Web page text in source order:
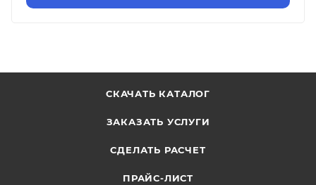
СКАЧАТЬ КАТАЛОГ
ЗАКАЗАТЬ УСЛУГИ
СДЕЛАТЬ РАСЧЕТ
ПРАЙС-ЛИСТ